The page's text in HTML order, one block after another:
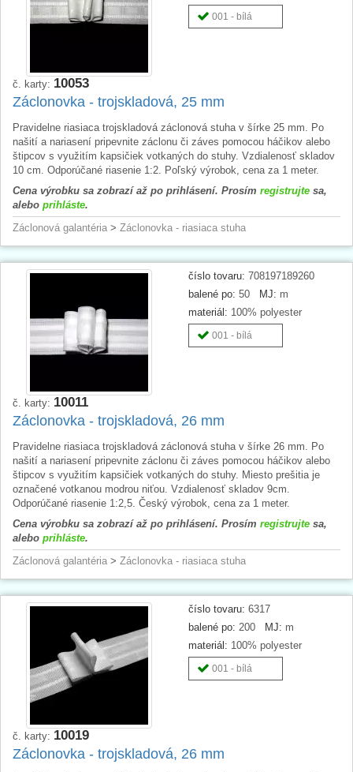
001 - bílá
č. karty: 10053
Záclonovka - trojskladová, 25 mm
Pravidelne riasiaca trojskladová záclonová stuha v šírke 25 mm. Po
našití a nariasení pripevnite záclonu či záves pomocou háčikov alebo
štipcov s využitím kapsičiek votkaných do stuhy. Vzdialenosť skladov
10 cm. Odporúčané riasenie 1:2. Poľský výrobok, cena za 1 meter.
Cena výrobku sa zobrazí až po prihlásení. Prosím registrujte sa,
alebo prihláste.
Záclonová galantéria > Záclonovka - riasiaca stuha
číslo tovaru: 708197189260
balené po: 50 MJ: m
materiál: 100% polyester
001 - bílá
č. karty: 10011
Záclonovka - trojskladová, 26 mm
Pravidelne riasiaca trojskladová záclonová stuha v šírke 26 mm. Po
našití a nariasení pripevnite záclonu či záves pomocou háčikov alebo
štipcov s využitím kapsičiek votkaných do stuhy. Miesto prešitia je
označené votkanou modrou niťou. Vzdialenosť skladov 9cm.
Odporúčané riasenie 1:2,5. Český výrobok, cena za 1 meter.
Cena výrobku sa zobrazí až po prihlásení. Prosím registrujte sa,
alebo prihláste.
Záclonová galantéria > Záclonovka - riasiaca stuha
číslo tovaru: 6317
balené po: 200 MJ: m
materiál: 100% polyester
001 - bílá
č. karty: 10019
Záclonovka - trojskladová, 26 mm